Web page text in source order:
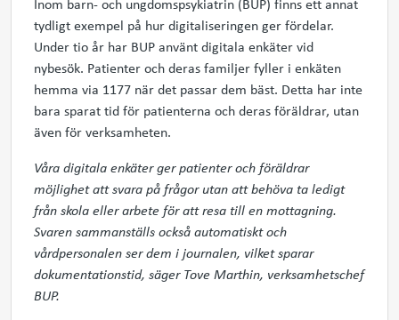
tydligt exempel på hur digitaliseringen ger fördelar.
Under tio år har BUP använt digitala enkäter vid
nybesök. Patienter och deras familjer fyller i enkäten
hemma via 1177 när det passar dem bäst. Detta har inte
bara sparat tid för patienterna och deras föräldrar, utan
även för verksamheten.
Våra digitala enkäter ger patienter och föräldrar
möjlighet att svara på frågor utan att behöva ta ledigt
från skola eller arbete för att resa till en mottagning.
Svaren sammanställs också automatiskt och
vårdpersonalen ser dem i journalen, vilket sparar
dokumentationstid, säger Tove Marthin, verksamhetschef
BUP.